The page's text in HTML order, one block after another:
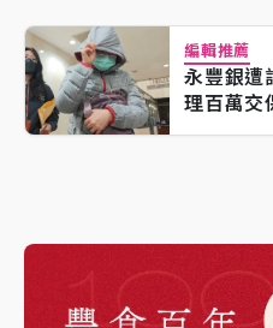
編輯推薦
永豐銀遭
理百萬